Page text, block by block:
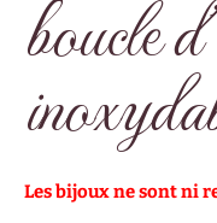
boucle
Les bijoux ne sont ni